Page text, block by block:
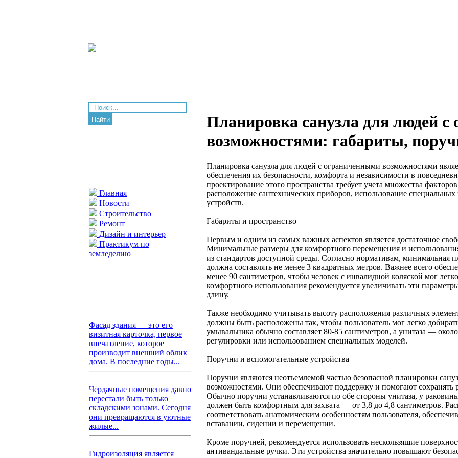
Найти
Главная
Новости
Строительство
Ремонт
Дизайн и интерьер
Практикум по
земледелию
Фасад здания — это его
визитная карточка, первое
впечатление, которое
производит внешний облик
дома. В последние годы...
Чердачные помещения давно
перестали быть только
складскими зонами. Сегодня
они превращаются в уютные
жилые...
Гидроизоляция является
Планировка санузла для людей
возможностями: габариты,
Планировка санузла для людей с ограниченными возможностями
обеспечения их безопасности, комфорта и независимости в
проектирование этого пространства требует учета множества
расположение сантехнических приборов, использование
устройств.
Габариты и пространство
Первым и одним из самых важных аспектов является достаточное
Минимальные размеры для комфортного перемещения и
из стандартов доступной среды. Согласно нормативам, минимальная
должна составлять не менее 3 квадратных метров. Важнее всего
менее 90 сантиметров, чтобы человек с инвалидной коляской мог
комфортного использования рекомендуется увеличивать эти
длину.
Также необходимо учитывать высоту расположения различных
должны быть расположены так, чтобы пользователь мог легко
умывальника обычно составляет 80-85 сантиметров, а унитаза —
регулировки или использованием специальных моделей.
Поручни и вспомогательные устройства
Поручни являются неотъемлемой частью безопасной планировки
возможностями. Они обеспечивают поддержку и помогают сохранять
Обычно поручни устанавливаются по обе стороны унитаза, у
должен быть комфортным для захвата — от 3,8 до 4,8 сантиметров.
соответствовать анатомическим особенностям пользователя,
вставании, сидении и перемещении.
Кроме поручней, рекомендуется использовать нескользящие
антивандальные ручки. Эти устройства значительно повышают